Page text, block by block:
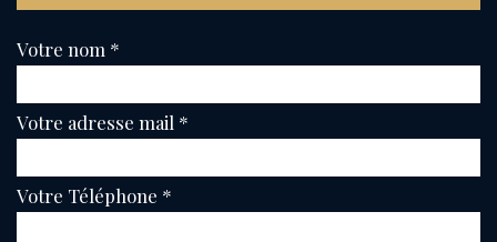
Votre nom *
Votre adresse mail *
Votre Téléphone *